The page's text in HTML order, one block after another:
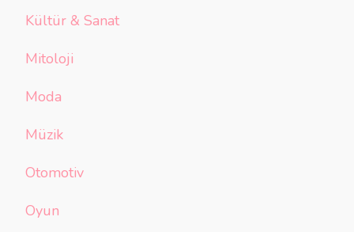
Kültür & Sanat
Mitoloji
Moda
Müzik
Otomotiv
Oyun